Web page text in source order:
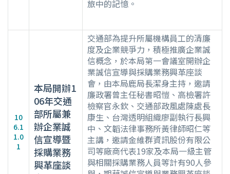
旅中的記憶。
10
6.1
1.0
1
本局開辦1
06年交通
部所屬兼
辦企業誠
信宣導暨
採購業務
興革座談
交通部為提升所屬機構員工的清廉
度及企業競爭力，積極推廣企業誠
信概念，於本局第一會議室開辦企
業誠信宣導與採購業務興革座談
會，由本局鹿局長潔身主持，邀請
廉政署曾主任秘書昭愷、高檢署許
檢察官永欽、交通部政風處陳處長
康生、台灣透明組織廖副執行長興
中、文韜法律事務所黃律師昭仁等
主講，邀請金維群資訊股份有限公
司等廠商代表19家及本局一級主管
與相關採購業務人員等計有90人參